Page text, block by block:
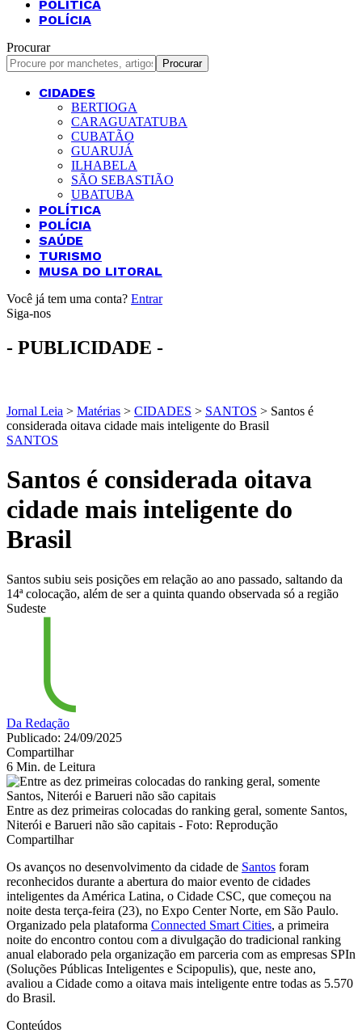
POLÍTICA
POLÍCIA
Procurar
CIDADES
BERTIOGA
CARAGUATATUBA
CUBATÃO
GUARUJÁ
ILHABELA
SÃO SEBASTIÃO
UBATUBA
POLÍTICA
POLÍCIA
SAÚDE
TURISMO
MUSA DO LITORAL
Você já tem uma conta? Entrar
Siga-nos
- PUBLICIDADE -
Jornal Leia > Matérias > CIDADES > SANTOS > Santos é
considerada oitava cidade mais inteligente do Brasil
SANTOS
Santos é considerada oitava
cidade mais inteligente do
Brasil
Santos subiu seis posições em relação ao ano passado, saltando da
14ª colocação, além de ser a quinta quando observada só a região
Sudeste
Da Redação
Publicado: 24/09/2025
Compartilhar
6 Min. de Leitura
Entre as dez primeiras colocadas do ranking geral, somente Santos,
Niterói e Barueri não são capitais - Foto: Reprodução
Compartilhar
Os avanços no desenvolvimento da cidade de Santos foram
reconhecidos durante a abertura do maior evento de cidades
inteligentes da América Latina, o Cidade CSC, que começou na
noite desta terça-feira (23), no Expo Center Norte, em São Paulo.
Organizado pela plataforma Connected Smart Cities, a primeira
noite do encontro contou com a divulgação do tradicional ranking
anual elaborado pela organização em parceria com as empresas SPIn
(Soluções Públicas Inteligentes e Scipopulis), que, neste ano,
avaliou a Cidade como a oitava mais inteligente entre todas as 5.570
do Brasil.
Conteúdos